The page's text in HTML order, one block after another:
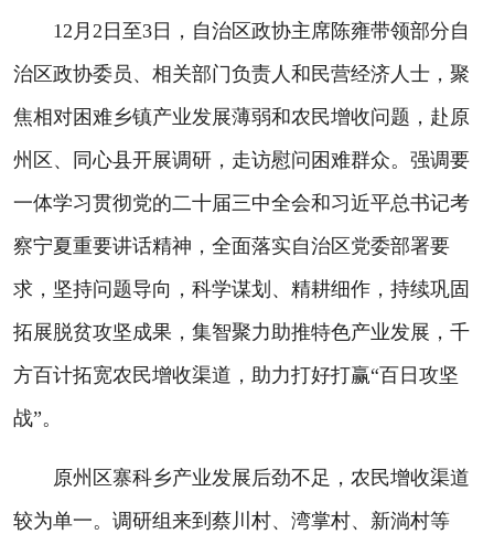
12月2日至3日，自治区政协主席陈雍带领部分自
治区政协委员、相关部门负责人和民营经济人士，聚
焦相对困难乡镇产业发展薄弱和农民增收问题，赴原
州区、同心县开展调研，走访慰问困难群众。强调要
一体学习贯彻党的二十届三中全会和习近平总书记考
察宁夏重要讲话精神，全面落实自治区党委部署要
求，坚持问题导向，科学谋划、精耕细作，持续巩固
拓展脱贫攻坚成果，集智聚力助推特色产业发展，千
方百计拓宽农民增收渠道，助力打好打赢“百日攻坚
战”。
原州区寨科乡产业发展后劲不足，农民增收渠道
较为单一。调研组来到蔡川村、湾掌村、新淌村等